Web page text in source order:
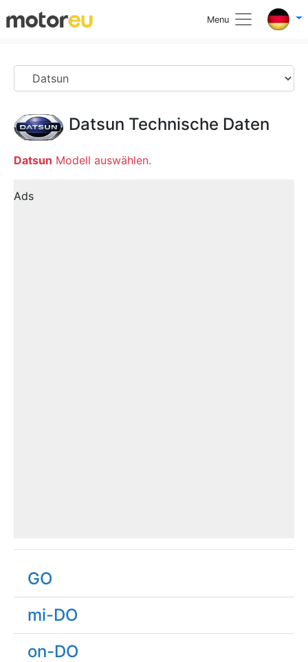
Menu
Datsun Technische Daten
Datsun Modell auswählen.
Ads
GO
mi-DO
on-DO